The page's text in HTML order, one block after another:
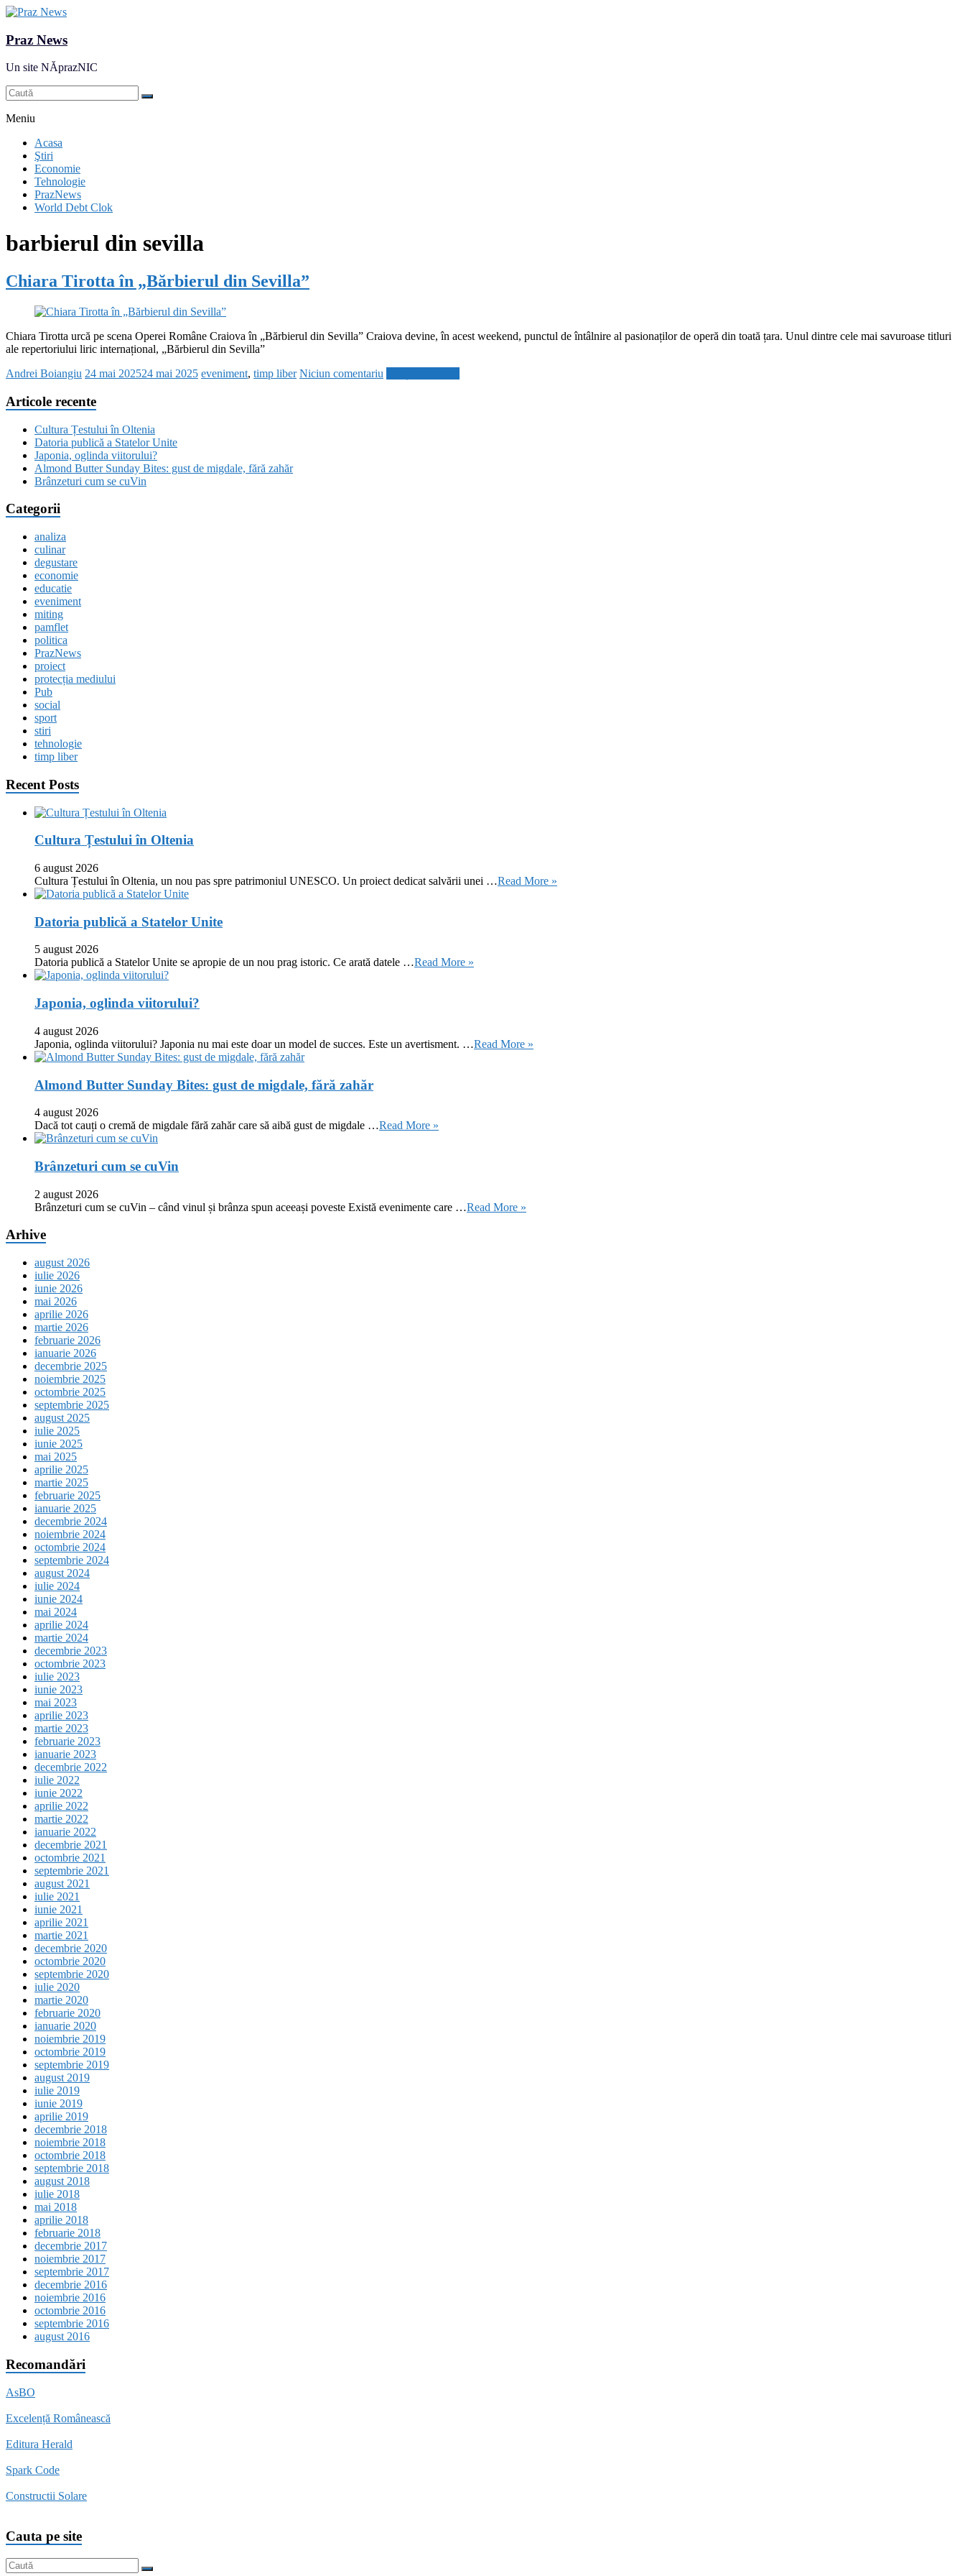
Praz News
Un site NĂprazNIC
Meniu
Acasa
Ştiri
Economie
Tehnologie
PrazNews
World Debt Clok
barbierul din sevilla
Chiara Tirotta în „Bărbierul din Sevilla”
Chiara Tirotta urcă pe scena Operei Române Craiova în „Bărbierul din Sevilla” Craiova devine, în acest weekend, punctul de întâlnire al pasionaților de operă din toată țara. Unul dintre cele mai savuroase titluri
ale repertoriului liric internațional, „Bărbierul din Sevilla”
Andrei Boiangiu 24 mai 202524 mai 2025 eveniment, timp liber Niciun comentariu
Articole recente
Cultura Țestului în Oltenia
Datoria publică a Statelor Unite
Japonia, oglinda viitorului?
Almond Butter Sunday Bites: gust de migdale, fără zahăr
Brânzeturi cum se cuVin
Categorii
analiza
culinar
degustare
economie
educatie
eveniment
miting
pamflet
politica
PrazNews
proiect
protecția mediului
Pub
social
sport
stiri
tehnologie
timp liber
Recent Posts
Cultura Țestului în Oltenia
6 august 2026
Cultura Țestului în Oltenia, un nou pas spre patrimoniul UNESCO. Un proiect dedicat salvării unei …Read More »
Datoria publică a Statelor Unite
5 august 2026
Datoria publică a Statelor Unite se apropie de un nou prag istoric. Ce arată datele …Read More »
Japonia, oglinda viitorului?
4 august 2026
Japonia, oglinda viitorului? Japonia nu mai este doar un model de succes. Este un avertisment. …Read More »
Almond Butter Sunday Bites: gust de migdale, fără zahăr
4 august 2026
Dacă tot cauți o cremă de migdale fără zahăr care să aibă gust de migdale …Read More »
Brânzeturi cum se cuVin
2 august 2026
Brânzeturi cum se cuVin – când vinul și brânza spun aceeași poveste Există evenimente care …Read More »
Arhive
august 2026
iulie 2026
iunie 2026
mai 2026
aprilie 2026
martie 2026
februarie 2026
ianuarie 2026
decembrie 2025
noiembrie 2025
octombrie 2025
septembrie 2025
august 2025
iulie 2025
iunie 2025
mai 2025
aprilie 2025
martie 2025
februarie 2025
ianuarie 2025
decembrie 2024
noiembrie 2024
octombrie 2024
septembrie 2024
august 2024
iulie 2024
iunie 2024
mai 2024
aprilie 2024
martie 2024
decembrie 2023
octombrie 2023
iulie 2023
iunie 2023
mai 2023
aprilie 2023
martie 2023
februarie 2023
ianuarie 2023
decembrie 2022
iulie 2022
iunie 2022
aprilie 2022
martie 2022
ianuarie 2022
decembrie 2021
octombrie 2021
septembrie 2021
august 2021
iulie 2021
iunie 2021
aprilie 2021
martie 2021
decembrie 2020
octombrie 2020
septembrie 2020
iulie 2020
martie 2020
februarie 2020
ianuarie 2020
noiembrie 2019
octombrie 2019
septembrie 2019
august 2019
iulie 2019
iunie 2019
aprilie 2019
decembrie 2018
noiembrie 2018
octombrie 2018
septembrie 2018
august 2018
iulie 2018
mai 2018
aprilie 2018
februarie 2018
decembrie 2017
noiembrie 2017
septembrie 2017
decembrie 2016
noiembrie 2016
octombrie 2016
septembrie 2016
august 2016
Recomandări
AsBO
Excelență Românească
Editura Herald
Spark Code
Constructii Solare
Cauta pe site